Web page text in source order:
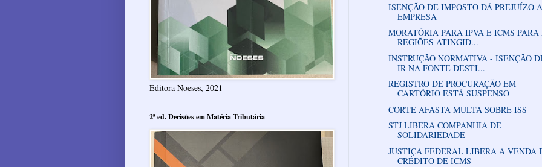
ISENÇÃO DE IMPOSTO DÁ PREJUÍZO A
EMPRESA
MORATÓRIA PARA IPVA E ICMS PARA
REGIÕES ATINGID...
INSTRUÇÃO NORMATIVA - ISENÇÃO
IR NA FONTE DESTI...
REGISTRO DE PROCURAÇÃO EM
CARTÓRIO ESTÁ SUSPENSO
CORTE AFASTA MULTA SOBRE ISS
STJ LIBERA COMPANHIA DE
SOLIDARIEDADE
JUSTIÇA FEDERAL LIBERA A VENDA
CRÉDITO DE ICMS
Editora Noeses, 2021
2ª ed. Decisões em Matéria Tributária